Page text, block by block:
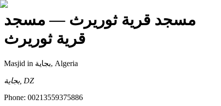
مسجد قرية ثوريرث — مسجد
قرية ثوريرث
Masjid in بجاية, Algeria
بجاية, DZ
Phone: 00213559375886